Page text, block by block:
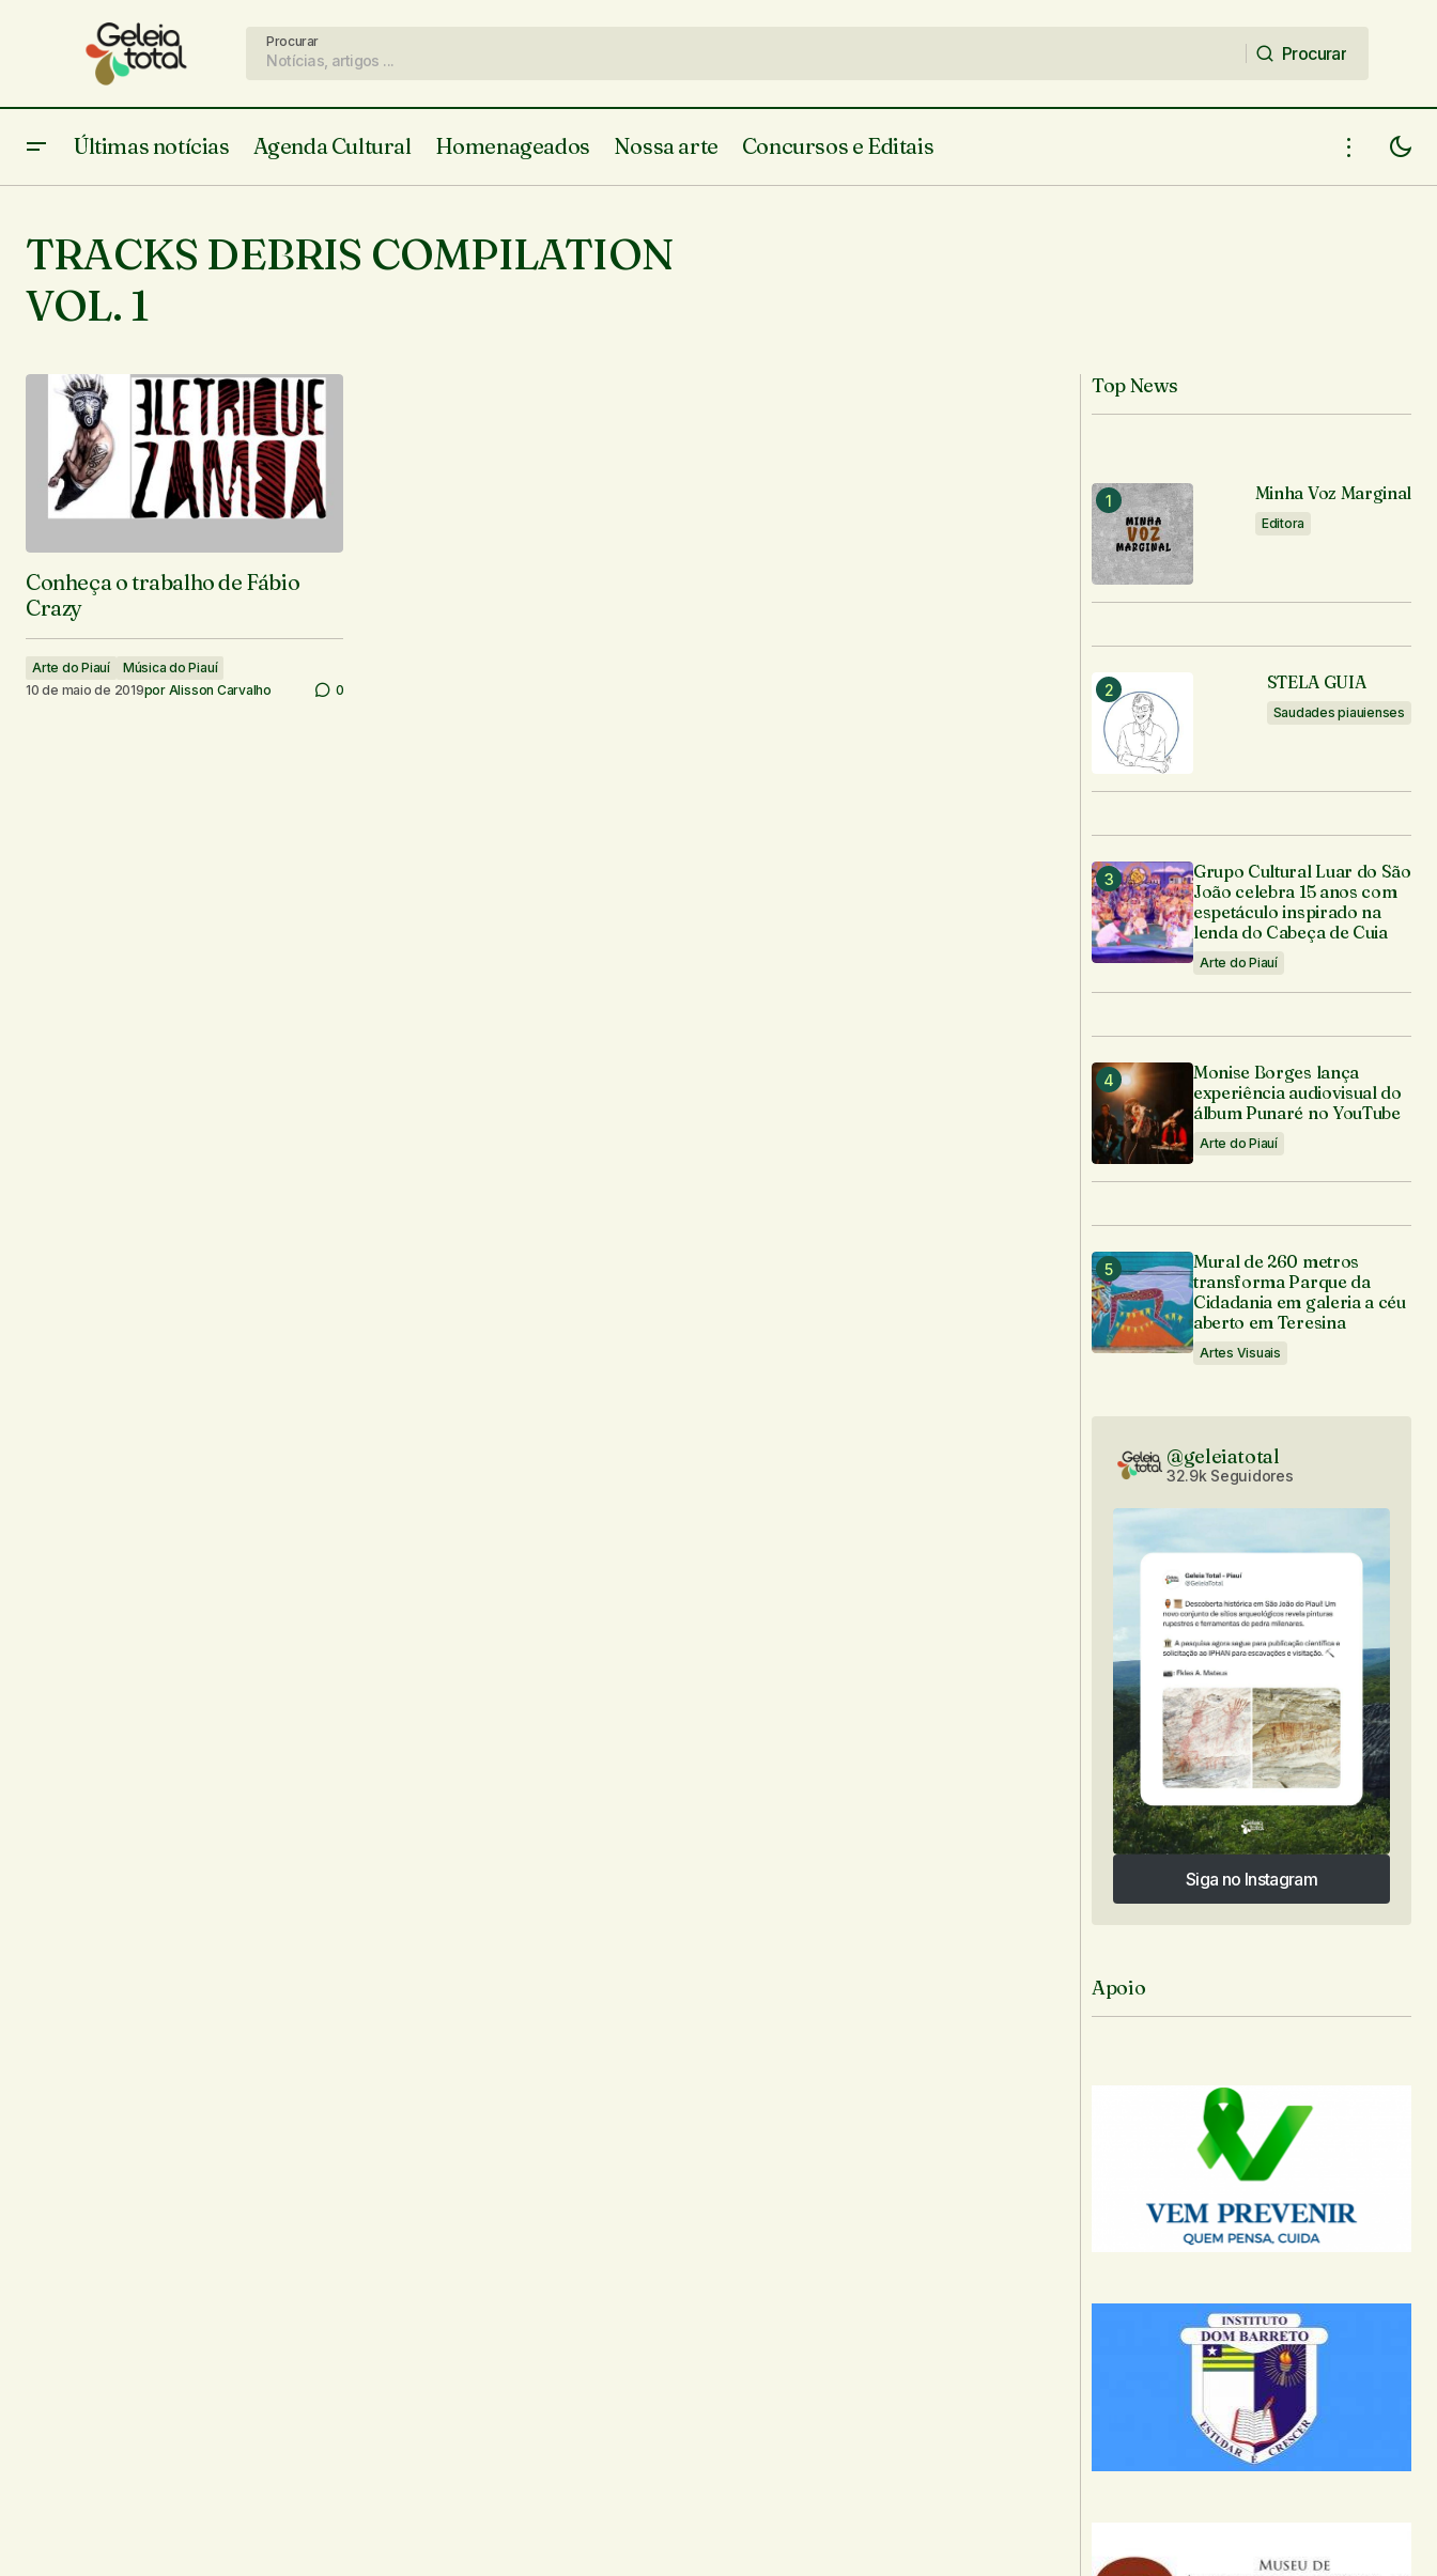
Procurar
Procurar
Últimas notícias Agenda Cultural Homenageados Nossa arte Concursos e Editais
TRACKS DEBRIS COMPILATION
VOL. 1
Conheça o trabalho de Fábio
Crazy
Arte do Piauí
Música do Piauí
10 de maio de 2019por Alisson Carvalho 0
Top News
Minha Voz Marginal
Editora
STELA GUIA
Saudades piauienses
Grupo Cultural Luar do São
João celebra 15 anos com
espetáculo inspirado na
lenda do Cabeça de Cuia
Arte do Piauí
Monise Borges lança
experiência audiovisual do
álbum Punaré no YouTube
Arte do Piauí
Mural de 260 metros
transforma Parque da
Cidadania em galeria a céu
aberto em Teresina
Artes Visuais
@geleiatotal
32.9k Seguidores
Siga no Instagram
Siga no Instagram
Apoio